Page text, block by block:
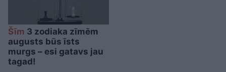
Šīm 3 zodiaka zīmēm
augusts būs īsts
murgs – esi gatavs jau
tagad!